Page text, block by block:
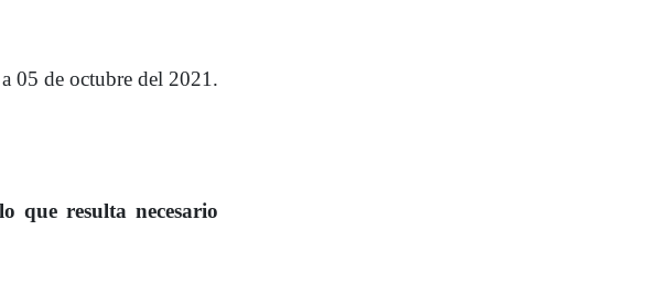
05 de octubre del 2021.
que resulta necesario